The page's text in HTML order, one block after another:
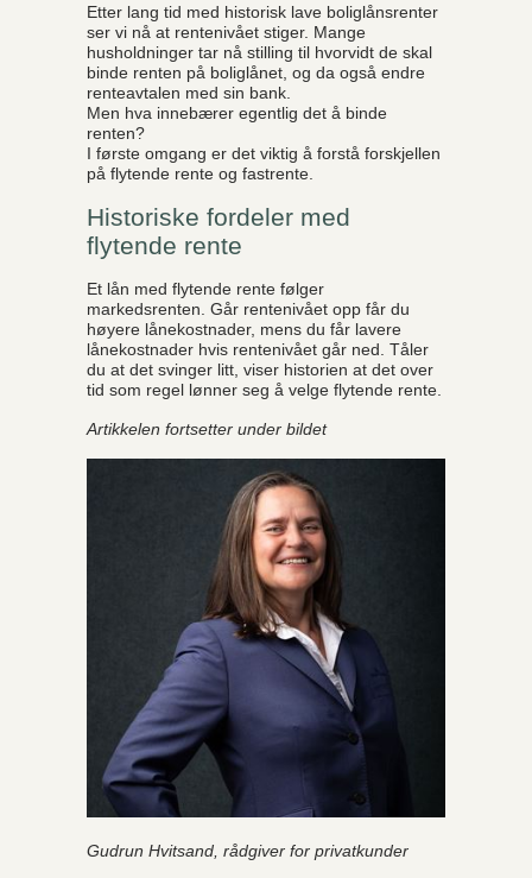
Etter lang tid med historisk lave boliglånsrenter
ser vi nå at rentenivået stiger. Mange
husholdninger tar nå stilling til hvorvidt de skal
binde renten på boliglånet, og da også endre
renteavtalen med sin bank.
Men hva innebærer egentlig det å binde
renten?
I første omgang er det viktig å forstå forskjellen
på flytende rente og fastrente.
Historiske fordeler med
flytende rente
Et lån med flytende rente følger
markedsrenten. Går rentenivået opp får du
høyere lånekostnader, mens du får lavere
lånekostnader hvis rentenivået går ned. Tåler
du at det svinger litt, viser historien at det over
tid som regel lønner seg å velge flytende rente.
Artikkelen fortsetter under bildet
Gudrun Hvitsand, rådgiver for privatkunder